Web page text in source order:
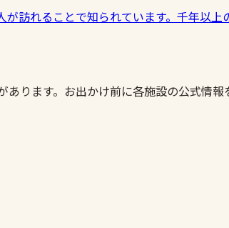
訪れることで知られています。千年以
ります。お出かけ前に各施設の公式情報